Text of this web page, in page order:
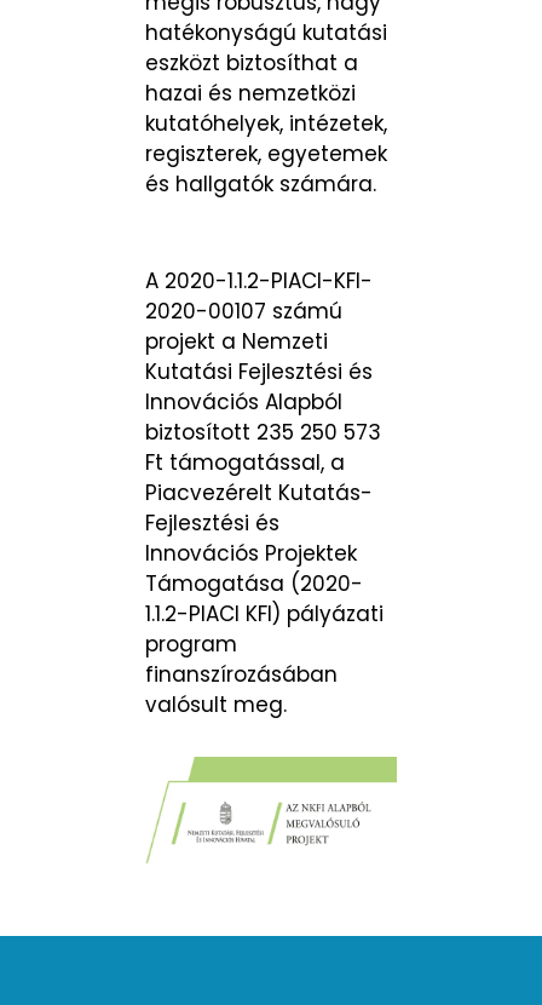
hatékonyságú kutatási
eszközt biztosíthat a
hazai és nemzetközi
kutatóhelyek, intézetek,
regiszterek, egyetemek
és hallgatók számára.
A 2020-1.1.2-PIACI-KFI-
2020-00107 számú
projekt a Nemzeti
Kutatási Fejlesztési és
Innovációs Alapból
biztosított 235 250 573
Ft támogatással, a
Piacvezérelt Kutatás-
Fejlesztési és
Innovációs Projektek
Támogatása (2020-
1.1.2-PIACI KFI) pályázati
program
finanszírozásában
valósult meg.